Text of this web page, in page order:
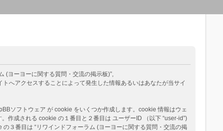
(ヨーヨーに関する質問・交流の掲示板)”,
トへアクセスすることによって発生した情報あるいはあなたが当サイ
ソフトウェア が cookie をいくつか作成します。cookie 情報はウェ
作成される cookie の１番目と２番目は ユーザーID （以下 “user-id”)
３番目は “リワインドフォーラム (ヨーヨーに関する質問・交流の掲